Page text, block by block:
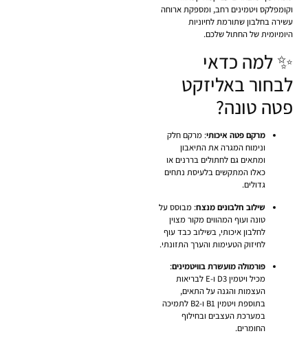
וקומפלקס ויטמינים רחב, ומספקת ארוחה
עשירה בחלבון שתורמת לחיוניות
היומיומית של החתול שלכם.
✨ למה כדאי
לבחור באליזקט
פטה טונה?
מרקם פטה איכותי: מרקם חלק
ונימוח המגרה את התיאבון
ומתאים גם לחתולים בררנים או
כאלו המתקשים בלעיסת נתחים
גדולים.
שילוב חלבונים מנצח: מבוסס על
טונה ועוף המהווים מקור מצוין
לחלבון איכותי, בשילוב כבד עוף
לחיזוק הטעימות והערך התזונתי.
פורמולה מועשרת בוויטמינים:
מכיל ויטמין D3 ו-E לבריאות
העצמות והגנה על התאים,
בתוספת ויטמין B1 ו-B2 לתמיכה
במערכת העצבים ובחילוף
החומרים.